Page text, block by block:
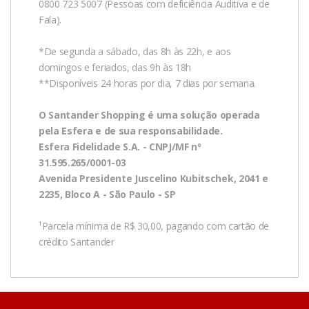
ele será cancelado automaticamente. Se isso não for
possível, basta receber o pedido e seguir o passo a
passo para a devolução explicado acima.
Atenção: a partir do momento que você solicitar a
seriam acumulados como recompensa pelo resgate
não serão mais creditados na sua conta, ainda que
posteriormente você decida não finalizar tal devolução
ou o cancelamento através do efetivo retorno ou do
não recebimento do produto resgatado
0800 723 5007 (Pessoas com deficiência Auditiva e de
Fala).
*De segunda a sábado, das 8h às 22h, e aos
domingos e feriados, das 9h às 18h
**Disponíveis 24 horas por dia, 7 dias por semana.
O Santander Shopping é uma solução operada
pela Esfera e de sua responsabilidade.
Esfera Fidelidade S.A. - CNPJ/MF nº
31.595.265/0001-03
Avenida Presidente Juscelino Kubitschek, 2041 e
2235, Bloco A - São Paulo - SP
¹Parcela mínima de R$ 30,00, pagando com cartão de
crédito Santander